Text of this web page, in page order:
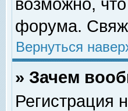
возможно,
форума.
Вернуться
» Зачем
Регистрация